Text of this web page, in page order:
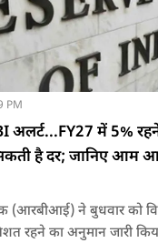
PM
अलर्ट...FY27 में 5%
है दर; जानिए आम
(आरबीआई) ने बुधवार को
रहने का अनुमान जारी